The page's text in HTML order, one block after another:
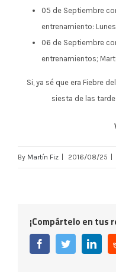
05 de Septiembre
entrenamiento:
06 de Septiembre
entrenamientos;
Si, ya sé que era Fiebre
siesta de las
By Martín Fiz 2016/08/25
¡Compártelo en tus
FacebookTwitter